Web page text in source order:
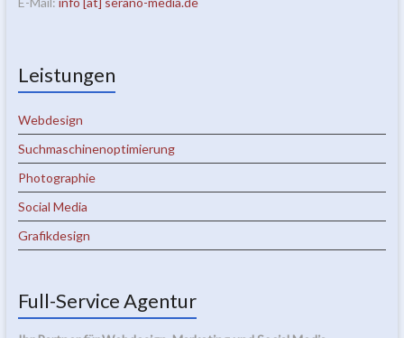
Leistungen
Webdesign
Suchmaschinenoptimierung
Photographie
Social Media
Grafikdesign
Full-Service Agentur